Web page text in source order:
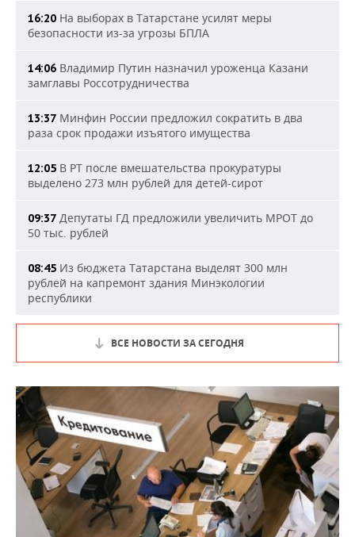
16:20 На выборах в Татарстане усилят меры
безопасности из-за угрозы БПЛА
14:06 Владимир Путин назначил уроженца Казани
замглавы Россотрудничества
13:37 Минфин России предложил сократить в два
раза срок продажи изъятого имущества
12:05 В РТ после вмешательства прокуратуры
выделено 273 млн рублей для детей-сирот
09:37 Депутаты ГД предложили увеличить МРОТ до
50 тыс. рублей
08:45 Из бюджета Татарстана выделят 300 млн
рублей на капремонт здания Минэкологии
республики
ВСЕ НОВОСТИ ЗА СЕГОДНЯ